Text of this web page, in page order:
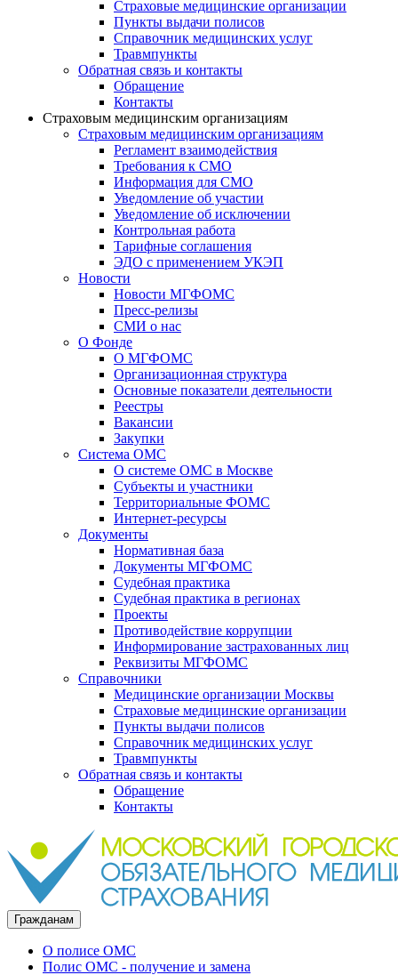
Страховые медицинские организации
Пункты выдачи полисов
Справочник медицинских услуг
Травмпункты
Обратная связь и контакты
Обращение
Контакты
Страховым медицинским организациям
Страховым медицинским организациям
Регламент взаимодействия
Требования к СМО
Информация для СМО
Уведомление об участии
Уведомление об исключении
Контрольная работа
Тарифные соглашения
ЭДО с применением УКЭП
Новости
Новости МГФОМС
Пресс-релизы
СМИ о нас
О Фонде
О МГФОМС
Организационная структура
Основные показатели деятельности
Реестры
Вакансии
Закупки
Система ОМС
О системе ОМС в Москве
Субъекты и участники
Территориальные ФОМС
Интернет-ресурсы
Документы
Нормативная база
Документы МГФОМС
Судебная практика
Судебная практика в регионах
Проекты
Противодействие коррупции
Информирование застрахованных лиц
Реквизиты МГФОМС
Справочники
Медицинские организации Москвы
Страховые медицинские организации
Пункты выдачи полисов
Справочник медицинских услуг
Травмпункты
Обратная связь и контакты
Обращение
Контакты
Гражданам
О полисе ОМС
Полис ОМС - получение и замена